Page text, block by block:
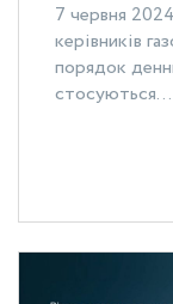
7 червня
керівників
порядок
стосуються...